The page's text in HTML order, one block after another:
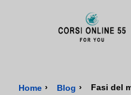
Home › Blog › Fasi del